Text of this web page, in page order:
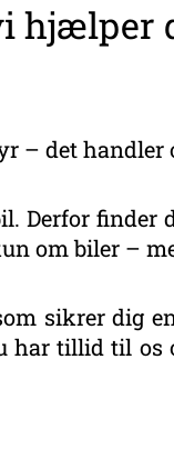
hjælper
– det handler
Derfor finder
om biler –
sikrer dig
har tillid til